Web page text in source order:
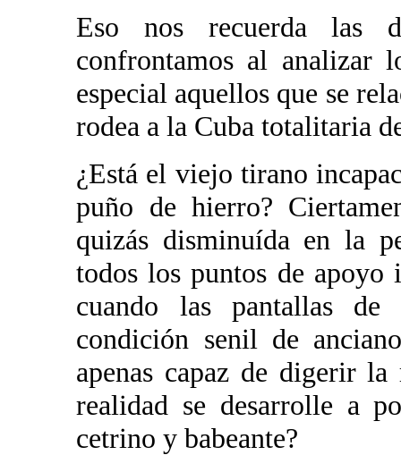
Eso nos recuerda las
confrontamos al analizar
especial aquellos que se
rodea a la Cuba totalitaria
¿Está el viejo tirano
puño de hierro?
quizás disminuída en la
todos los puntos de apoyo
cuando las pantallas
condición senil de
apenas capaz de digerir
realidad se desarrolle a
cetrino y babeante?